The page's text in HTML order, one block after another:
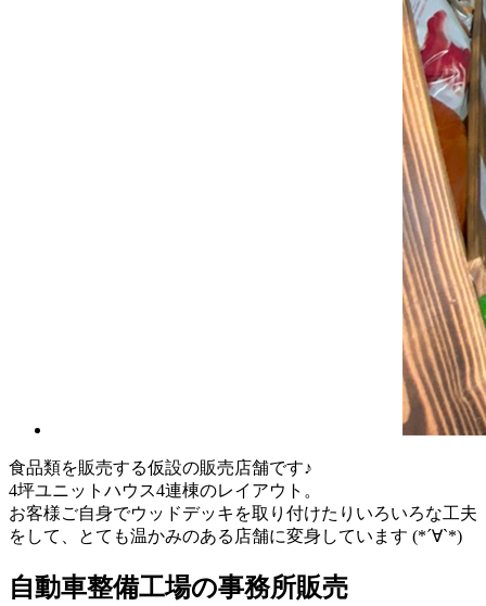
食品類を販売する仮設の販売店舗です♪
4坪ユニットハウス4連棟のレイアウト。
お客様ご自身でウッドデッキを取り付けたりいろいろな工夫
をして、とても温かみのある店舗に変身しています (*´∀`*)
自動車整備工場の事務所販売